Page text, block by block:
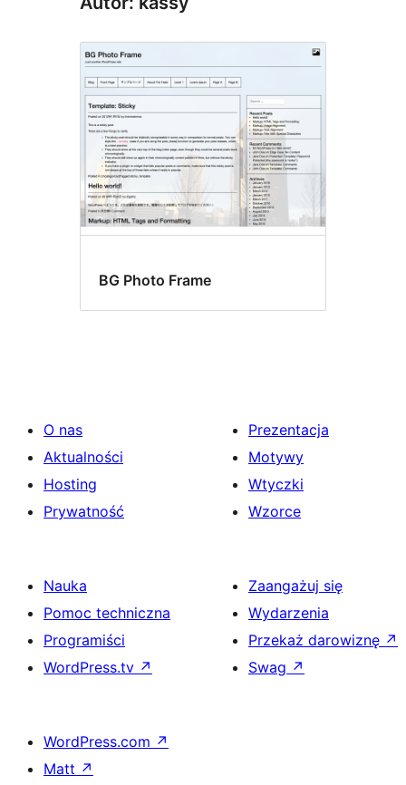
BG Photo Frame
O nas
Aktualności
Hosting
Prywatność
Prezentacja
Motywy
Wtyczki
Wzorce
Nauka
Pomoc techniczna
Programiści
WordPress.tv ↗
Zaangażuj się
Wydarzenia
Przekaż darowiznę ↗
Swag ↗
WordPress.com ↗
Matt ↗